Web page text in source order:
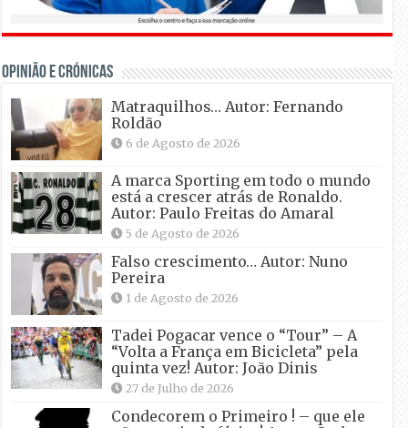
OPINIÃO E CRÓNICAS
Matraquilhos… Autor: Fernando
Roldão
6 de Agosto de 2026
A marca Sporting em todo o mundo
está a crescer atrás de Ronaldo.
Autor: Paulo Freitas do Amaral
5 de Agosto de 2026
Falso crescimento… Autor: Nuno
Pereira
1 de Agosto de 2026
Tadei Pogacar vence o “Tour” – A
“Volta a França em Bicicleta” pela
quinta vez! Autor: João Dinis
27 de Julho de 2026
Condecorem o Primeiro ! – que ele